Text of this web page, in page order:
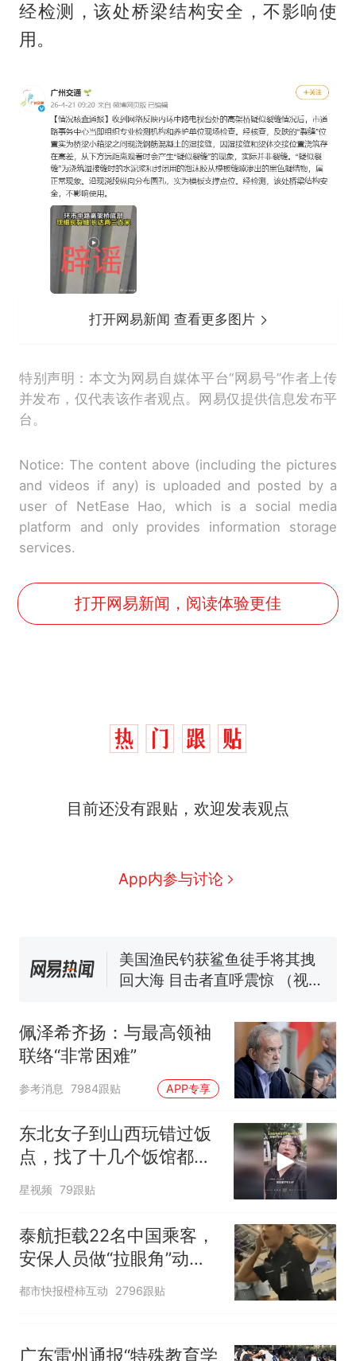
经检测，该处桥梁结构安全，不影响使
用。
打开网易新闻 查看更多图片
特别声明：本文为网易自媒体平台“网易号”作者上传
并发布，仅代表该作者观点。网易仅提供信息发布平
台。
Notice: The content above (including the pictures
and videos if any) is uploaded and posted by a
user of NetEase Hao, which is a social media
platform and only provides information storage
services.
打开网易新闻，阅读体验更佳
目前还没有跟贴，欢迎发表观点
App内参与讨论
传，院方回应：喻良教授已卸
任院长一职，不清楚辞职信来
新 费大厨“全国小炒肉大王”称
140多朵
美国渔民钓获鲨鱼徒手将其拽
回大海 目击者直呼震惊 （视频
笔试第一被第二名传话劝弃考
官方通报
“不想干了特提出辞职”，疑
传，院方回应：喻良教授已卸
任院长一职，不清楚辞职信来
源；曾用手绘图做头像
佩泽希齐扬：与最高领袖
联络“非常困难”
参考消息 7984跟贴 APP专享
东北女子到山西玩错过饭
点，找了十几个饭馆都没
开门：午休到几点
星视频 79跟贴
泰航拒载22名中国乘客，
安保人员做“拉眼角”动
作，泰国机场最新回应：
改签但没兑现
都市快报橙柿互动 2796跟贴
广东雷州通报“特殊教育学